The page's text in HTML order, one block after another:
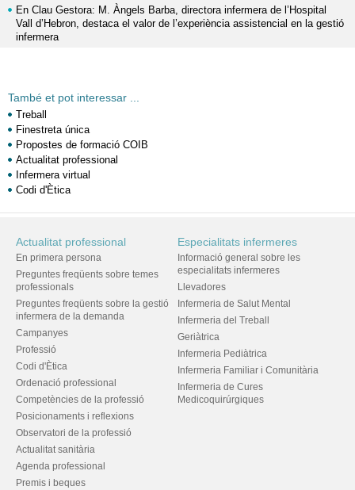
En Clau Gestora: M. Àngels Barba, directora infermera de l’Hospital
Vall d’Hebron, destaca el valor de l’experiència assistencial en la gestió
infermera
També et pot interessar ...
Treball
Finestreta única
Propostes de formació COIB
Actualitat professional
Infermera virtual
Codi d'Ètica
Actualitat professional
En primera persona
Preguntes freqüents sobre temes
professionals
Preguntes freqüents sobre la gestió
infermera de la demanda
Campanyes
Professió
Codi d'Ètica
Ordenació professional
Competències de la professió
Posicionaments i reflexions
Observatori de la professió
Actualitat sanitària
Agenda professional
Premis i beques
Especialitats infermeres
Informació general sobre les
especialitats infermeres
Llevadores
Infermeria de Salut Mental
Infermeria del Treball
Geriàtrica
Infermeria Pediàtrica
Infermeria Familiar i Comunitària
Infermeria de Cures
Medicoquirúrgiques